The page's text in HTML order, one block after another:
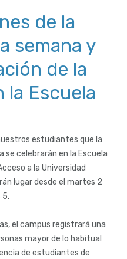
de la
semana y
de la
la Escuela
estudiantes que la
se celebrarán en la Escuela
a la Universidad
lugar desde el martes 2
5.
el campus registrará una
mayor de lo habitual
de estudiantes de